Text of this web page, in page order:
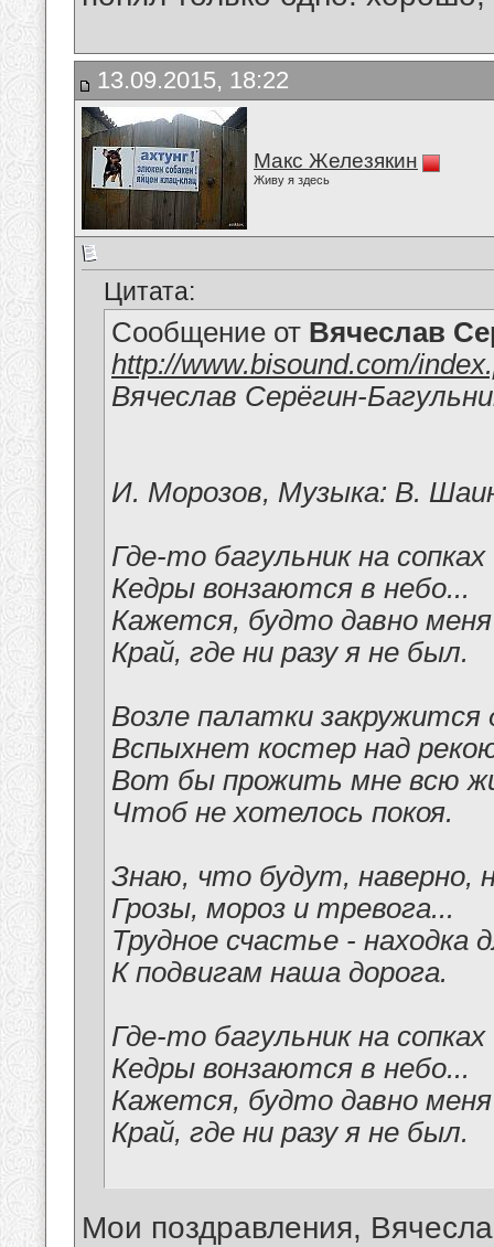
13.09.2015, 18:22
Макс Железякин
Живу я здесь
Цитата:
Сообщение от Вячеслав
http://www.bisound.com/
Вячеслав Серёгин-
И. Морозов, Музыка: В.
Где-то багульник на
Кедры вонзаются в небо...
Кажется, будто давно
Край, где ни разу я не был.
Возле палатки закружится
Вспыхнет костер над
Вот бы прожить мне всю
Чтоб не хотелось покоя.
Знаю, что будут, наверно,
Грозы, мороз и тревога...
Трудное счастье - находка
К подвигам наша дорога.
Где-то багульник на
Кедры вонзаются в небо...
Кажется, будто давно
Край, где ни разу я не был.
Мои поздравления,